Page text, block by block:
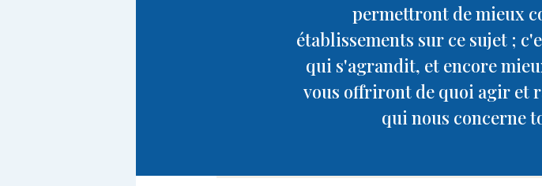
permettront de mieux
établissements sur ce sujet ;
qui s'agrandit, et encore
vous offriront de quoi agir et
qui nous concerne